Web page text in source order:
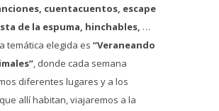
cuentacuentos, escape
de la espuma, hinchables, …
temática elegida es “Veraneando
, donde cada semana
diferentes lugares y a los
allí habitan, viajaremos a la